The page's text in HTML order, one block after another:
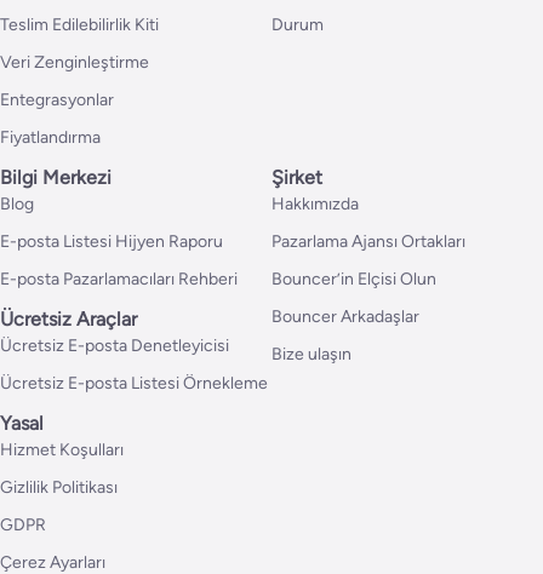
Teslim Edilebilirlik Kiti
Veri Zenginleştirme
Entegrasyonlar
Fiyatlandırma
Durum
Bilgi Merkezi
Blog
E-posta Listesi Hijyen Raporu
E-posta Pazarlamacıları Rehberi
Ücretsiz Araçlar
Ücretsiz E-posta Denetleyicisi
Ücretsiz E-posta Listesi Örnekleme
Şirket
Hakkımızda
Pazarlama Ajansı Ortakları
Bouncer’in Elçisi Olun
Bouncer Arkadaşlar
Bize ulaşın
Yasal
Hizmet Koşulları
Gizlilik Politikası
GDPR
Çerez Ayarları